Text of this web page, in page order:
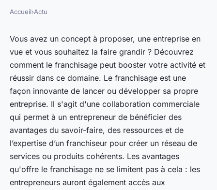
Les avantages du franchisage
pour booster votre entreprise
pascale •23 mars 2023•4 min de lecture
Accueil›Actu
Vous avez un concept à proposer, une entreprise en
vue et vous souhaitez la faire grandir ? Découvrez
comment le franchisage peut booster votre activité et
réussir dans ce domaine. Le franchisage est une
façon innovante de lancer ou développer sa propre
entreprise. Il s'agit d'une collaboration commerciale
qui permet à un entrepreneur de bénéficier des
avantages du savoir-faire, des ressources et de
l’expertise d’un franchiseur pour créer un réseau de
services ou produits cohérents. Les avantages
qu'offre le franchisage ne se limitent pas à cela : les
entrepreneurs auront également accès aux